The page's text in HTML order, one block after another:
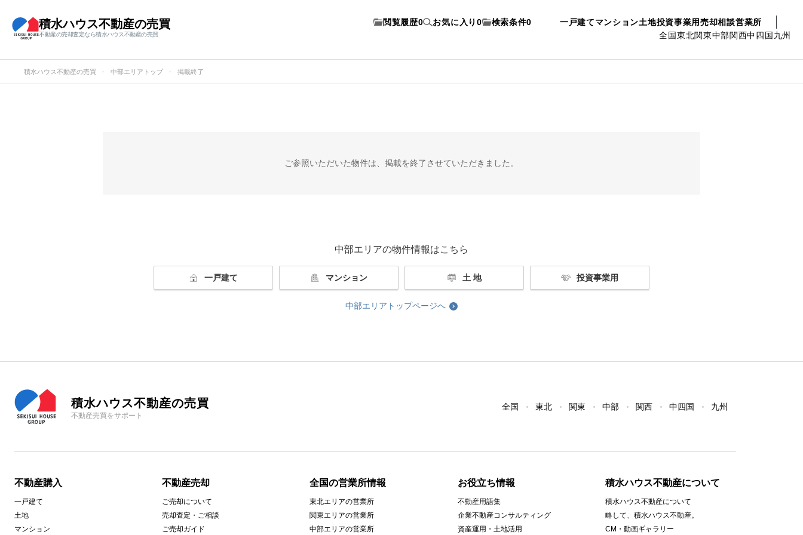
積水ハウス不動産の売買
不動産の売却査定なら積水ハウス不動産の売買
一戸建てマンション土地投資事業用売却相談営業所
全国東北関東中部関西中四国九州
閲覧履歴0 お気に入り 0 検索条件0
積水ハウス不動産の売買 中部エリアトップ 掲載終了
ご参照いただいた物件は、 掲載を終了させていただきました。
中部エリアの物件情報はこちら
一戸建て マンション 土 地 投資事業用
中部エリアトップページへ
積水ハウス不動産の売買
不動産売買をサポート
全国 東北 関東 中部 関西 中四国 九州
不動産購入
一戸建て
土地
マンション
不動産売却
ご売却について
売却査定・ご相談
ご売却ガイド
全国の営業所情報
東北エリアの営業所
関東エリアの営業所
中部エリアの営業所
お役立ち情報
不動産用語集
企業不動産コンサルティング
資産運用・土地活用
積水ハウス不動産について
積水ハウス不動産について
略して、積水ハウス不動産。
CM・動画ギャラリー